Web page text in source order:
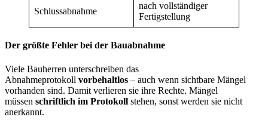
Schlussabnahme
nach vollständiger
Fertigstellung
Der größte Fehler bei der Bauabnahme
Viele Bauherren unterschreiben das
Abnahmeprotokoll vorbehaltlos – auch wenn sichtbare Mängel
vorhanden sind. Damit verlieren sie ihre Rechte. Mängel
müssen schriftlich im Protokoll stehen, sonst werden sie nicht
anerkannt.